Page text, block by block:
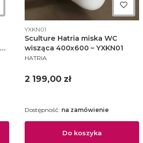
Kod produktu
YXKN01
Sculture Hatria miska WC
wisząca 400x600 – YXKN01
PRODUCENT
HATRIA
Cena
2 199,00 zł
Do koszyka
Dostępność: na zamówienie